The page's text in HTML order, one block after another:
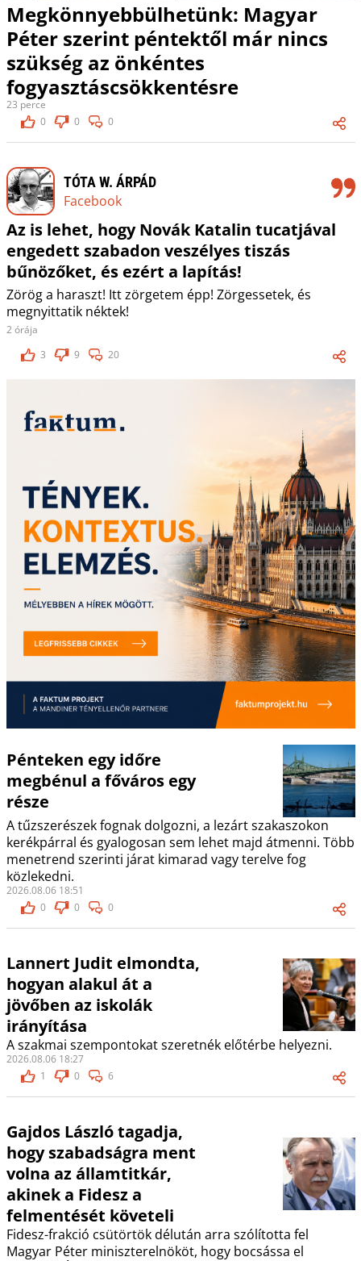
Megkönnyebbülhetünk: Magyar
Péter szerint péntektől már nincs
szükség az önkéntes
fogyasztáscsökkentésre
23 perce
0
0 0
TÓTA W. ÁRPÁD
Facebook
Az is lehet, hogy Novák Katalin tucatjával
engedett szabadon veszélyes tiszás
bűnözőket, és ezért a lapítás!
Zörög a haraszt! Itt zörgetem épp! Zörgessetek, és
megnyittatik néktek!
2 órája
3
9 20
Pénteken egy időre
megbénul a főváros egy
része
A tűzszerészek fognak dolgozni, a lezárt szakaszokon
kerékpárral és gyalogosan sem lehet majd átmenni. Több
menetrend szerinti járat kimarad vagy terelve fog
közlekedni.
2026.08.06 18:51
0
0 0
Lannert Judit elmondta,
hogyan alakul át a
jövőben az iskolák
irányítása
A szakmai szempontokat szeretnék előtérbe helyezni.
2026.08.06 18:27
1
0 6
Gajdos László tagadja,
hogy szabadságra ment
volna az államtitkár,
akinek a Fidesz a
felmentését követeli
Fidesz-frakció csütörtök délután arra szólította fel
Magyar Péter miniszterelnököt, hogy bocsássa el